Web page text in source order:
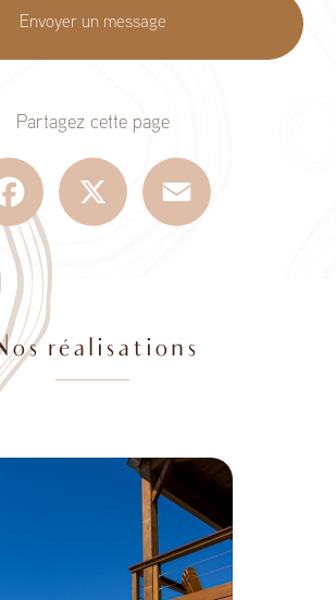
Envoyer un message
Partagez cette page
Facebook
réalisations